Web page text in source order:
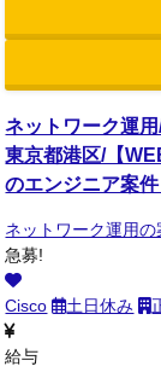
ネットワーク運
東京都港区/【
のエンジニア案
ネットワーク運用の
急募!
Cisco 土日休み
給与